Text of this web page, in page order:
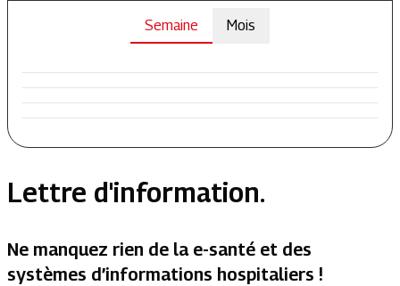
Semaine Mois
Lettre d'information.
Ne manquez rien de la e-santé et des
systèmes d’informations hospitaliers !